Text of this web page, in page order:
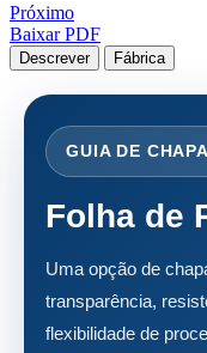
Próximo
Baixar PDF
Descrever Fábrica
GUIA DE
Folha de
Uma opção de
transparência,
flexibilidade de